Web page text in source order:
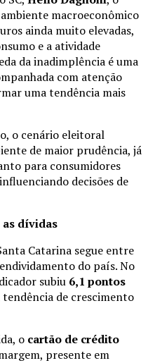
macroeconômico
ainda muito elevadas,
e a atividade
da inadimplência é uma
com atenção
uma tendência mais
o cenário eleitoral
de maior prudência, já
para consumidores
decisões de
dívidas
Catarina segue entre
do país. No
subiu 6,1 pontos
de crescimento
o cartão de crédito
presente em